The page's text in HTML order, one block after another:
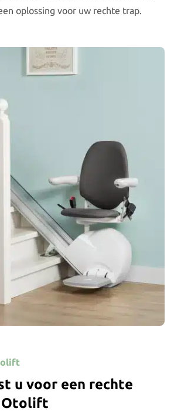
oplossing voor uw rechte trap.
u voor een rechte
Otolift